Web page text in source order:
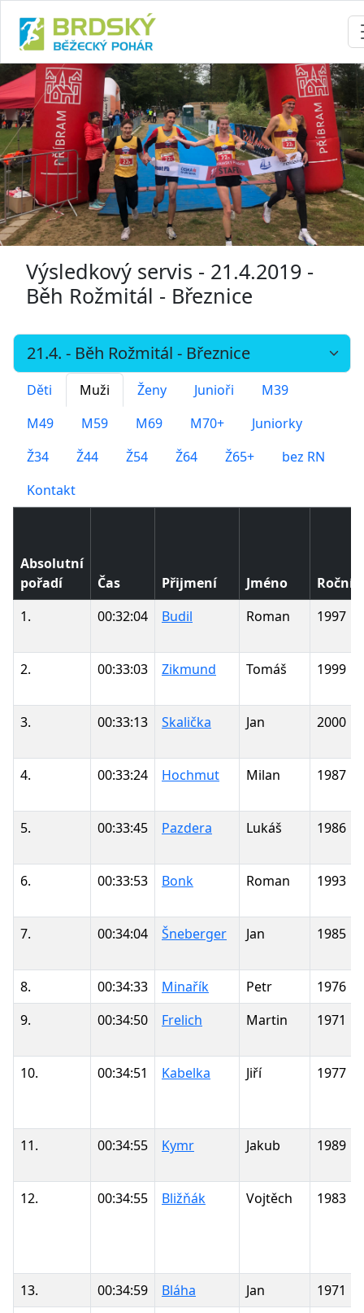
Výsledkový servis - 21.4.2019 -
Běh Rožmitál - Březnice
Děti Muži Ženy Junioři
M39
M49
M59 M69 M70+
Juniorky
Ž34
Ž44 Ž54 Ž64 Ž65+
bez RN
Kontakt
Absolutní
pořadí
Čas Přijmení Jméno
Ročník
1.
00:32:04 Budil Roman 1997
2. 00:33:03 Zikmund Tomáš 1999
3. 00:33:13 Skalička Jan 2000
4. 00:33:24 Hochmut Milan 1987
5. 00:33:45 Pazdera Lukáš 1986
6. 00:33:53 Bonk Roman 1993
7. 00:34:04 Šneberger Jan 1985
8. 00:34:33 Minařík Petr
1976
9.
00:34:50 Frelich Martin 1971
10. 00:34:51 Kabelka Jiří 1977
11. 00:34:55 Kymr Jakub 1989
12. 00:34:55 Bližňák Vojtěch 1983
13. 00:34:59 Bláha Jan
1971